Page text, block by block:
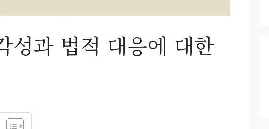
성과 법적 대응에 대한